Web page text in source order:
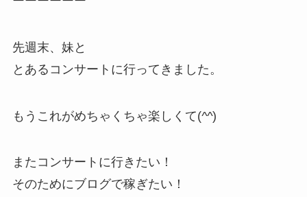
先週末、妹と
とあるコンサートに行ってきました。
もうこれがめちゃくちゃ楽しくて(^^)
またコンサートに行きたい！
そのためにブログで稼ぎたい！